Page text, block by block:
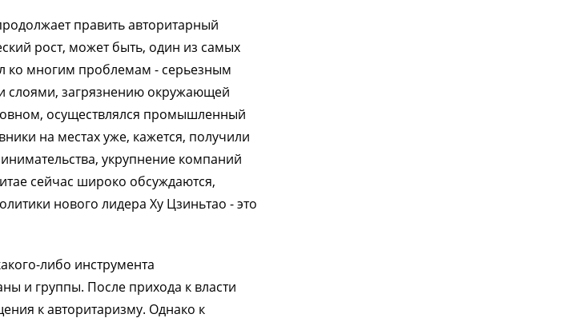
править авторитарный
рост, может быть, один из самых
ко многим проблемам - серьезным
слоями, загрязнению окружающей
осуществлялся промышленный
на местах уже, кажется, получили
укрупнение компаний
сейчас широко обсуждаются,
нового лидера Ху Цзиньтао - это
либо инструмента
и группы. После прихода к власти
к авторитаризму. Однако к